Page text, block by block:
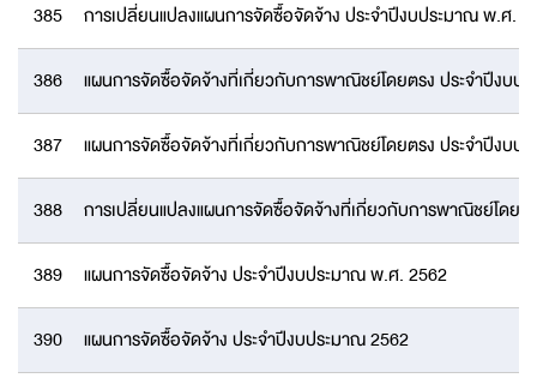
385 การเปลี่ยนแปลงแผนการจัดซื้อจัดจ้าง ประจำปีงบประมาณ พ.ศ.
386 แผนการจัดซื้อจัดจ้างที่เกี่ยวกับการพาณิชย์โดยตรง ประจำปีงบป
387 แผนการจัดซื้อจัดจ้างที่เกี่ยวกับการพาณิชย์โดยตรง ประจำปีงบป
388 การเปลี่ยนแปลงแผนการจัดซื้อจัดจ้างที่เกี่ยวกับการพาณิชย์โดย
389 แผนการจัดซื้อจัดจ้าง ประจำปีงบประมาณ พ.ศ. 2562
390 แผนการจัดซื้อจัดจ้าง ประจำปีงบประมาณ 2562